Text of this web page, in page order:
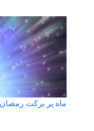
ماه پر برکت رمضان